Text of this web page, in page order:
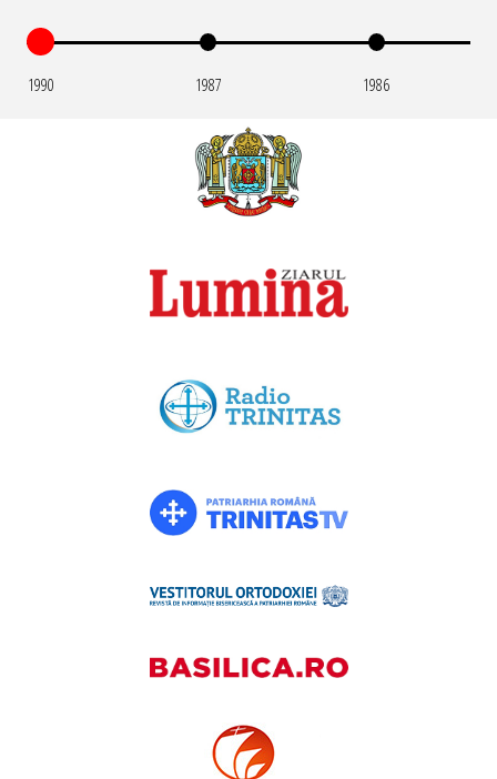
1990 1987 1986